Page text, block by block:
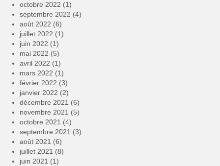
octobre 2022 (1)
septembre 2022 (4)
août 2022 (6)
juillet 2022 (1)
juin 2022 (1)
mai 2022 (5)
avril 2022 (1)
mars 2022 (1)
février 2022 (3)
janvier 2022 (2)
décembre 2021 (6)
novembre 2021 (5)
octobre 2021 (4)
septembre 2021 (3)
août 2021 (6)
juillet 2021 (8)
juin 2021 (1)